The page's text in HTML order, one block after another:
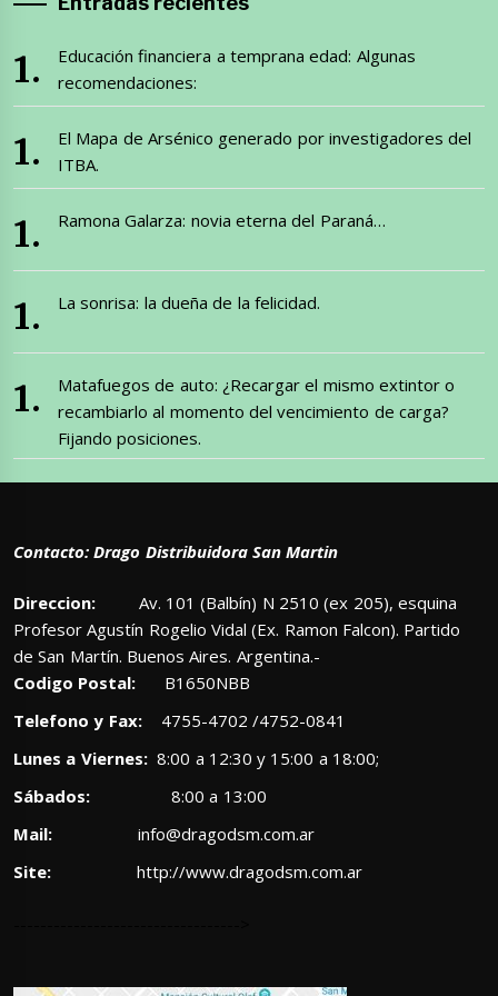
Educación financiera a temprana edad: Algunas
recomendaciones:
El Mapa de Arsénico generado por investigadores del
ITBA.
Ramona Galarza: novia eterna del Paraná…
La sonrisa: la dueña de la felicidad.
Matafuegos de auto: ¿Recargar el mismo extintor o
recambiarlo al momento del vencimiento de carga?
Fijando posiciones.
Contacto: Drago Distribuidora San Martin
Direccion: Av. 101 (Balbín) N 2510 (ex 205), esquina
Profesor Agustín Rogelio Vidal (Ex. Ramon Falcon). Partido
de San Martín. Buenos Aires. Argentina.-
Codigo Postal: B1650NBB
Telefono y Fax:4755-4702 /4752-0841
Lunes a Viernes:8:00 a 12:30 y 15:00 a 18:00;
Sábados: 8:00 a 13:00
Mail:
info@dragodsm.com.ar
Site:
http://www.dragodsm.com.ar